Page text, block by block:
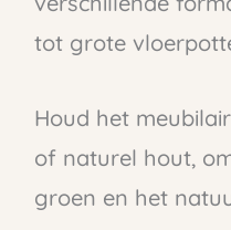
tot grote
Houd het
of naturel hout,
groen en het